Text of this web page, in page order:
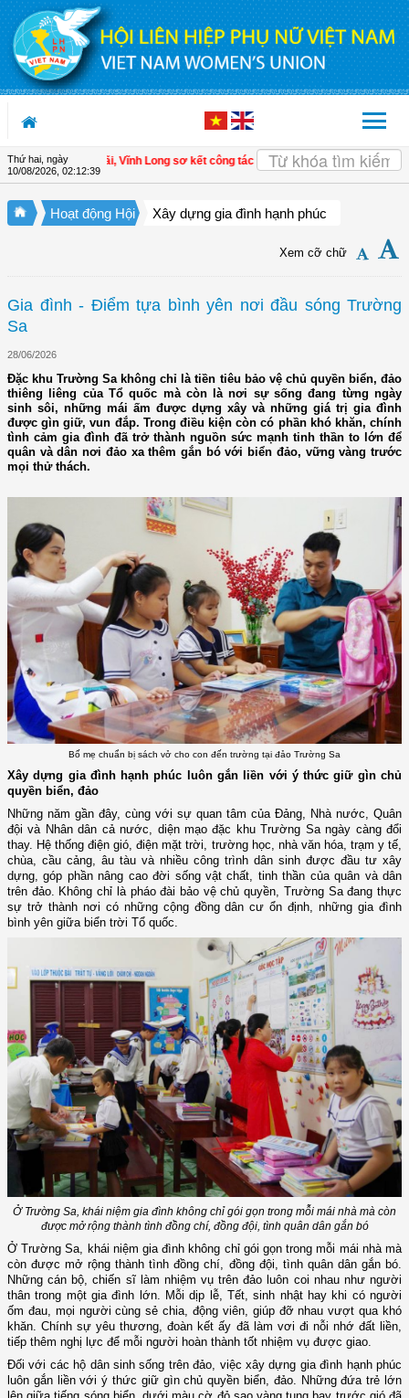
Truy cập nội dung luôn
Thứ hai, ngày
10/08/2026, 02:12:40
xã Tam Ngãi, Vĩnh Long sơ kết công tác Hội và phong trào phụ nữ 6 tháng
Hoạt động Hội Xây dựng gia đình hạnh phúc
Xem cỡ chữ
Gia đình - Điểm tựa bình yên nơi đầu sóng Trường
Sa
28/06/2026
Đặc khu Trường Sa không chỉ là tiền tiêu bảo vệ chủ quyền biển, đảo
thiêng liêng của Tổ quốc mà còn là nơi sự sống đang từng ngày
sinh sôi, những mái ấm được dựng xây và những giá trị gia đình
được gìn giữ, vun đắp. Trong điều kiện còn có phần khó khăn, chính
tình cảm gia đình đã trở thành nguồn sức mạnh tinh thần to lớn để
quân và dân nơi đảo xa thêm gắn bó với biển đảo, vững vàng trước
mọi thử thách.
Bố mẹ chuẩn bị sách vở cho con đến trường tại đảo Trường Sa
Xây dựng gia đình hạnh phúc luôn gắn liền với ý thức giữ gìn chủ
quyền biển, đảo
Những năm gần đây, cùng với sự quan tâm của Đảng, Nhà nước, Quân
đội và Nhân dân cả nước, diện mạo đặc khu Trường Sa ngày càng đổi
thay. Hệ thống điện gió, điện mặt trời, trường học, nhà văn hóa, trạm y tế,
chùa, cầu cảng, âu tàu và nhiều công trình dân sinh được đầu tư xây
dựng, góp phần nâng cao đời sống vật chất, tinh thần của quân và dân
trên đảo. Không chỉ là pháo đài bảo vệ chủ quyền, Trường Sa đang thực
sự trở thành nơi có những cộng đồng dân cư ổn định, những gia đình
bình yên giữa biển trời Tổ quốc.
Ở Trường Sa, khái niệm gia đình không chỉ gói gọn trong mỗi mái nhà mà còn
được mở rộng thành tình đồng chí, đồng đội, tình quân dân gắn bó
Ở Trường Sa, khái niệm gia đình không chỉ gói gọn trong mỗi mái nhà mà
còn được mở rộng thành tình đồng chí, đồng đội, tình quân dân gắn bó.
Những cán bộ, chiến sĩ làm nhiệm vụ trên đảo luôn coi nhau như người
thân trong một gia đình lớn. Mỗi dịp lễ, Tết, sinh nhật hay khi có người
ốm đau, mọi người cùng sẻ chia, động viên, giúp đỡ nhau vượt qua khó
khăn. Chính sự yêu thương, đoàn kết ấy đã làm vơi đi nỗi nhớ đất liền,
tiếp thêm nghị lực để mỗi người hoàn thành tốt nhiệm vụ được giao.
Đối với các hộ dân sinh sống trên đảo, việc xây dựng gia đình hạnh phúc
luôn gắn liền với ý thức giữ gìn chủ quyền biển, đảo. Những đứa trẻ lớn